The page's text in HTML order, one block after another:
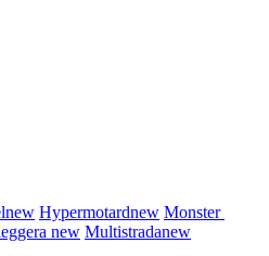
new Hypermotardnew Monster
new Multistradanew